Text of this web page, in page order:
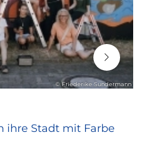
© Friederike Sundermann
ihre Stadt mit Farbe